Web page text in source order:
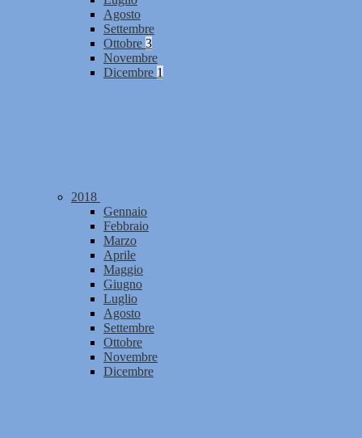
Agosto
Settembre
Ottobre 3
Novembre
Dicembre 1
2018
Gennaio
Febbraio
Marzo
Aprile
Maggio
Giugno
Luglio
Agosto
Settembre
Ottobre
Novembre
Dicembre